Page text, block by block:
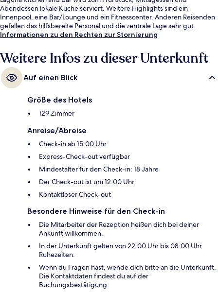
Abendessen lokale Küche serviert. Weitere Highlights sind ein
Innenpool, eine Bar/Lounge und ein Fitnesscenter. Anderen Reisenden
gefallen das hilfsbereite Personal und die zentrale Lage sehr gut.
Informationen zu den Rechten zur Stornierung
Weitere Infos zu dieser Unterkunft
Auf einen Blick
Größe des Hotels
129 Zimmer
Anreise/Abreise
Check-in ab 15:00 Uhr
Express-Check-out verfügbar
Mindestalter für den Check-in: 18 Jahre
Der Check-out ist um 12:00 Uhr
Kontaktloser Check-out
Besondere Hinweise für den Check-in
Die Mitarbeiter der Rezeption heißen dich bei deiner
Ankunft willkommen.
In der Unterkunft gelten von 22:00 Uhr bis 08:00 Uhr
Ruhezeiten.
Wenn du Fragen hast, wende dich bitte an die Unterkunft.
Die Kontaktdaten findest du auf der
Buchungsbestätigung.